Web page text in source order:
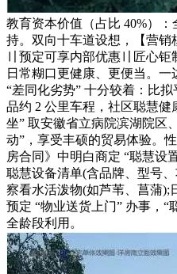
教育资本价值（占比 40%）
持。双向十车道设想，【营
〢预定可享内部优惠〢匠心
日常糊口更健康、更便当。
“差同化劣势” 十分较着：比
品约 2 公里车程，社区聪慧
坐” 取安徽省立病院滨湖院区
动”，享受丰硕的贸易体验。
房合同》中明白商定 “聪慧设
聪慧设备清单(含品牌、型号
察看水活泼物(如芦苇、菖蒲);
预定 “物业送货上门” 办事，“
全龄段利用。